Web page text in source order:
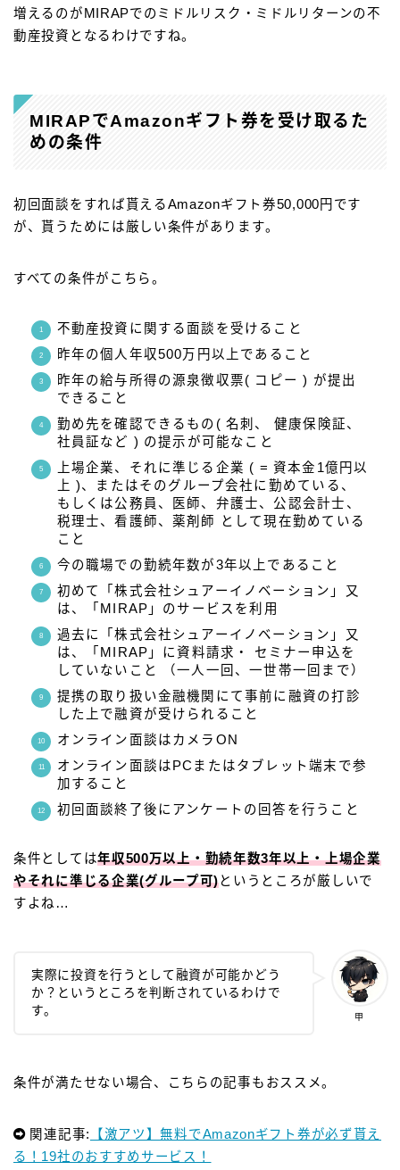
増えるのがMIRAPでのミドルリスク・ミドルリターンの不
動産投資となるわけですね。
MIRAPでAmazonギフト券を受け取るた
めの条件
初回面談をすれば貰えるAmazonギフト券50,000円です
が、貰うためには厳しい条件があります。
すべての条件がこちら。
不動産投資に関する面談を受けること
昨年の個人年収500万円以上であること
昨年の給与所得の源泉徴収票( コピー ) が提出
できること
勤め先を確認できるもの( 名刺、 健康保険証、
社員証など ) の提示が可能なこと
上場企業、それに準じる企業 ( = 資本金1億円以
上 )、またはそのグループ会社に勤めている、
もしくは公務員、医師、弁護士、公認会計士、
税理士、看護師、薬剤師 として現在勤めている
こと
今の職場での勤続年数が3年以上であること
初めて「株式会社シュアーイノベーション」又
は、「MIRAP」のサービスを利用
過去に「株式会社シュアーイノベーション」又
は、「MIRAP」に資料請求・ セミナー申込を
していないこと （一人一回、一世帯一回まで）
提携の取り扱い金融機関にて事前に融資の打診
した上で融資が受けられること
オンライン面談はカメラON
オンライン面談はPCまたはタブレット端末で参
加すること
初回面談終了後にアンケートの回答を行うこと
条件としては年収500万以上・勤続年数3年以上・上場企業
やそれに準じる企業(グループ可)というところが厳しいで
すよね…
甲
実際に投資を行うとして融資が可能かどう
か？というところを判断されているわけで
す。
条件が満たせない場合、こちらの記事もおススメ。
関連記事:
【激アツ】無料でAmazonギフト券が必ず貰え
る！19社のおすすめサービス！